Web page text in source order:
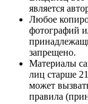
является
Любое
фотографий
запрещено.
Материалы
лиц старше
может
правила